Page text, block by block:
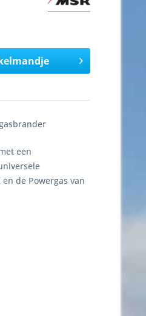
een
de Powergas van